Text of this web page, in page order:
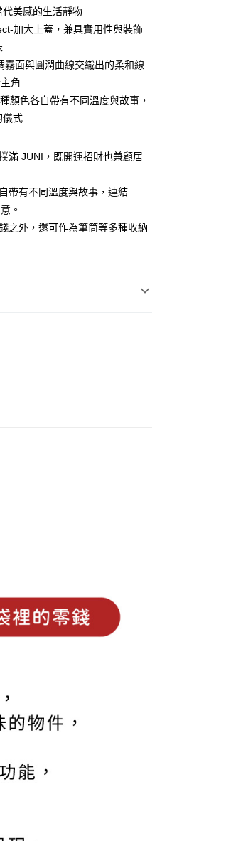
第一商業銀行
彰化商業銀行
台中商業銀行
華泰商業銀行
遠東國際商業銀行
永豐商業銀行
第一商業銀行
台北富邦商業銀行
台中商業銀行
華泰商業銀行
遠東國際商業銀行
中國信託商業銀行
)免運費
)免運費
代美感的生活靜物
加大上蓋，兼具實用性與裝飾
面與圓潤曲線交織出的柔和線
角
顏色各自帶有不同溫度與故事，
儀式
滿 JUNI，既開運招財也兼顧居
帶有不同溫度與故事，連結
。
之外，還可作為筆筒等多種收納